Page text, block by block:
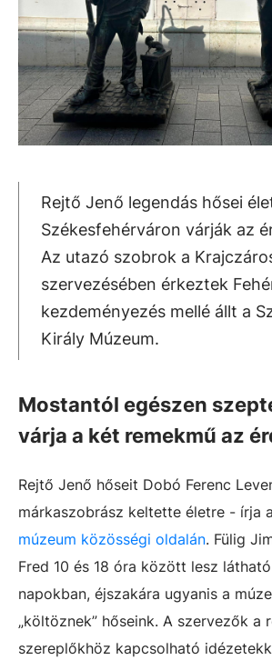
Rejtő Jenő legendás hősei
Székesfehérváron várják az
Az utazó szobrok a
szervezésében érkeztek
kezdeményezés mellé állt a
Király Múzeum.
Mostantól egészen
várja a két remekmű az
Rejtő Jenő hőseit Dobó Ferenc
márkaszobrász keltette életre - írja a
múzeum közösségi oldalán. Fülig
Fred 10 és 18 óra között lesz
napokban, éjszakára ugyanis a
„költöznek” hőseink. A szervezők a
szereplőkhöz kapcsolható